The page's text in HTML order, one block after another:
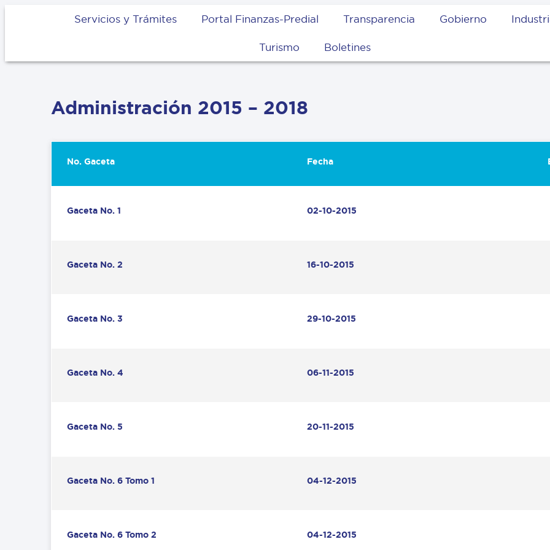
Servicios y Trámites Portal Finanzas-Predial Transparencia Gobierno
Turismo Boletines
Administración 2015 – 2018
No. Gaceta Fecha
Gaceta No. 1 02-10-2015
Gaceta No. 2 16-10-2015
Gaceta No. 3 29-10-2015
Gaceta No. 4 06-11-2015
Gaceta No. 5 20-11-2015
Gaceta No. 6 Tomo 1 04-12-2015
Gaceta No. 6 Tomo 2 04-12-2015